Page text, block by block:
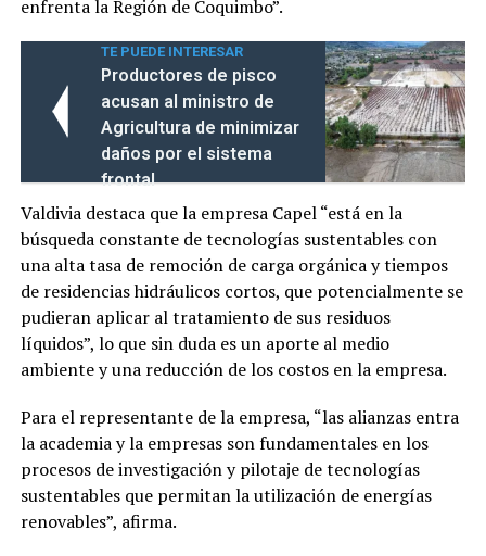
enfrenta la Región de Coquimbo”.
TE PUEDE INTERESAR
Productores de pisco
acusan al ministro de
Agricultura de minimizar
daños por el sistema
frontal
Valdivia destaca que la empresa Capel “está en la
búsqueda constante de tecnologías sustentables con
una alta tasa de remoción de carga orgánica y tiempos
de residencias hidráulicos cortos, que potencialmente se
pudieran aplicar al tratamiento de sus residuos
líquidos”, lo que sin duda es un aporte al medio
ambiente y una reducción de los costos en la empresa.
Para el representante de la empresa, “las alianzas entra
la academia y la empresas son fundamentales en los
procesos de investigación y pilotaje de tecnologías
sustentables que permitan la utilización de energías
renovables”, afirma.